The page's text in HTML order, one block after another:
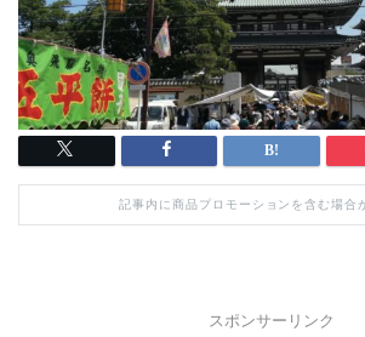
記事内に商品プロモーションを含む場合
スポンサーリンク